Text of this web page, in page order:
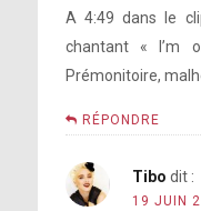
A 4:49 dans le
chantant « I’m
Prémonitoire,
RÉPONDRE
Tibo dit :
19 JUIN